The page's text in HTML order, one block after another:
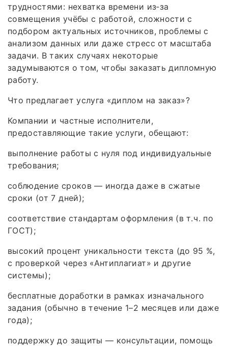
трудностями: нехватка времени из‑за
совмещения учёбы с работой, сложности с
подбором актуальных источников, проблемы с
анализом данных или даже стресс от масштаба
задачи. В таких случаях некоторые
задумываются о том, чтобы заказать дипломную
работу.
Что предлагает услуга «диплом на заказ»?
Компании и частные исполнители,
предоставляющие такие услуги, обещают:
выполнение работы с нуля под индивидуальные
требования;
соблюдение сроков — иногда даже в сжатые
сроки (от 7 дней);
соответствие стандартам оформления (в т. ч. по
ГОСТ);
высокий процент уникальности текста (до 95 %,
с проверкой через «Антиплагиат» и другие
системы);
бесплатные доработки в рамках изначального
задания (обычно в течение 1–2 месяцев или даже
года);
поддержку до защиты — консультации, помощь